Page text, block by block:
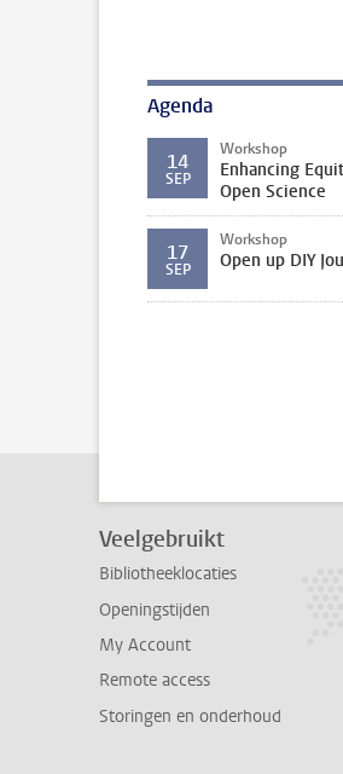
Agenda
14
SEP
Workshop
Enhancing
Open Science
17
SEP
Workshop
Open up DIY
Veelgebruikt
Bibliotheeklocaties
Openingstijden
My Account
Remote access
Storingen en onderhoud